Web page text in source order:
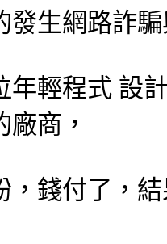
發生網路詐
年輕程式 設
商，
，錢付了，